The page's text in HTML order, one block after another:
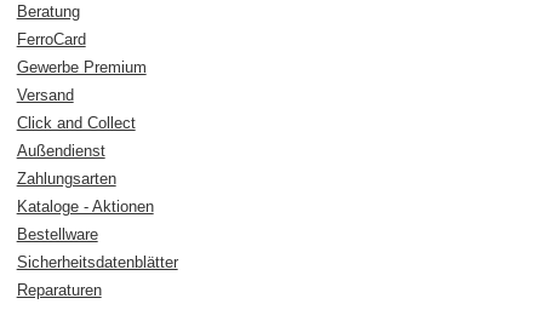
Beratung
FerroCard
Gewerbe Premium
Versand
Click and Collect
Außendienst
Zahlungsarten
Kataloge - Aktionen
Bestellware
Sicherheitsdatenblätter
Reparaturen